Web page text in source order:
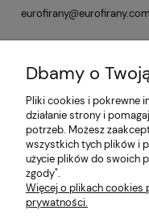
Opinie o
Informacje
Płatności i dostawa
Dbamy o
Pliki cookies i pokrewne
działanie strony i
potrzeb. Możesz
wszystkich tych plików i
użycie plików do swoich
zgody".
Więcej o plikach cookies
prywatności.